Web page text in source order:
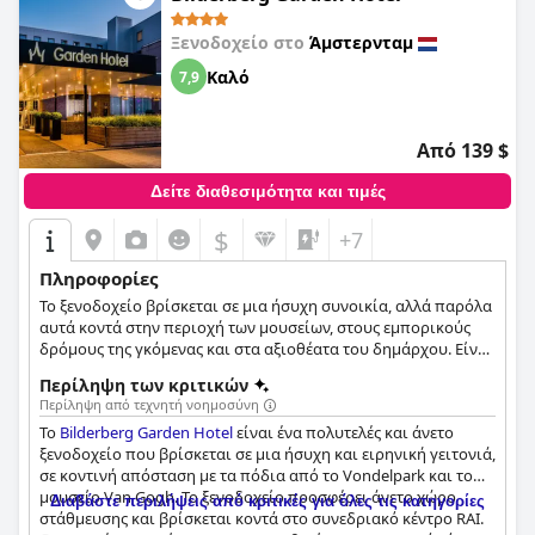
σύντομο διάλειμμα και θεωρούν ότι αξίζει την τιμή του.
Συνολικά, το Kimpton De Witt Amsterdam προσφέρει μια
φανταστική και αξέχαστη εμπειρία με εξαιρετικές
εγκαταστάσεις και υπηρεσίες.
Ξενοδοχείο στο Άμστερνταμ
7,9 Καλό
Από 139 $
Δείτε διαθεσιμότητα και τιμές
$ +7
Πληροφορίες
Το ξενοδοχείο βρίσκεται σε μια ήσυχη συνοικία, αλλά παρόλα
αυτά κοντά στην περιοχή των μουσείων, στους εμπορικούς
δρόμους της γκόμενας και στα αξιοθέατα του δημάρχου. Είναι
καθώς και για όσους βρίσκονται σε επαγγελματικό ταξίδι. Και
τα 124 δωμάτια προσφέρουν σύγχρονες ανέσεις.
Περίληψη των κριτικών
Περίληψη από τεχνητή νοημοσύνη
Το Bilderberg Garden Hotelείναι ένα πολυτελές και άνετο
ξενοδοχείο που βρίσκεται σε μια ήσυχη και ειρηνική γειτονιά,
σε κοντινή απόσταση με τα πόδια από το Vondelpark και το
μουσείο Van Gogh. Το ξενοδοχείο προσφέρει άνετο χώρο
στάθμευσης και βρίσκεται κοντά στο συνεδριακό κέντρο RAI.
Διαβάστε περιλήψεις από κριτικές για όλες τις κατηγορίες